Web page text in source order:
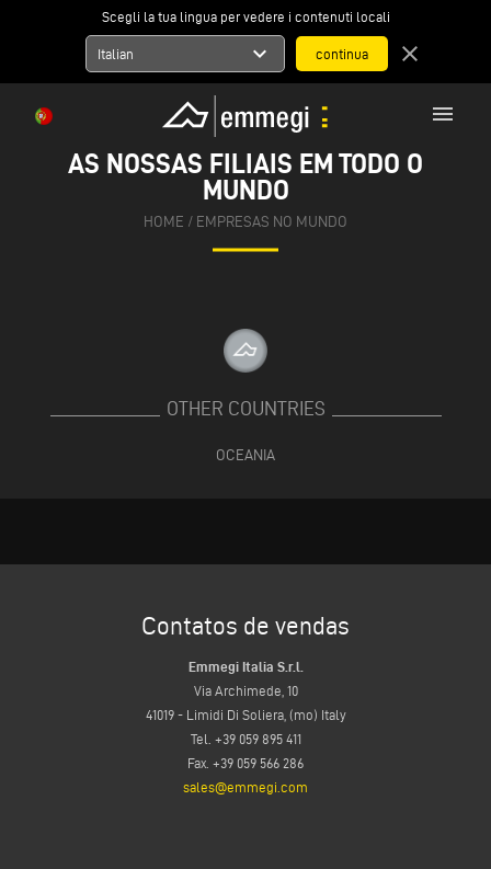
Scegli la tua lingua per vedere i contenuti locali
Italian expand_more close
menu
AS NOSSAS FILIAIS EM TODO O
MUNDO
HOME / EMPRESAS NO MUNDO
OTHER COUNTRIES
OCEANIA
Contatos de vendas
Emmegi Italia S.r.l.
Via Archimede, 10
41019 - Limidi Di Soliera, (mo) Italy
Tel. +39 059 895 411
Fax. +39 059 566 286
sales@emmegi.com